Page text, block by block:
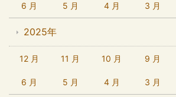
6 月 5 月 4 月 3 月
2025年
12 月 11 月 10 月 9 月
6 月 5 月 4 月 3 月